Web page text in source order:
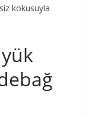
kokusuyla